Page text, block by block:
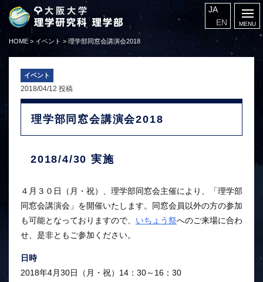
JA
EN
HOME > イベント > 理学部同窓会講演会2018
イベント
2018/04/12 投稿
理学部同窓会講演会2018
2018/4/30 実施
４月３０日（月・祝）、理学部同窓会主催により、「理学部
同窓会講演会」を開催いたします。同窓会員以外の方の参加
も可能となっておりますので、 いちょう祭へのご来場に合わ
せ、是非ともご参加ください。
日時
2018年4月30日（月・祝）14：30～16：30